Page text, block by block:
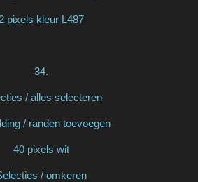
2 pixels kleur L487
34.
/ alles selecteren
/ randen toevoegen
40 pixels wit
/ omkeren